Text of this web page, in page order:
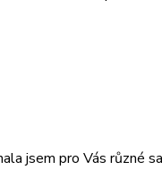
jsem pro Vás různé